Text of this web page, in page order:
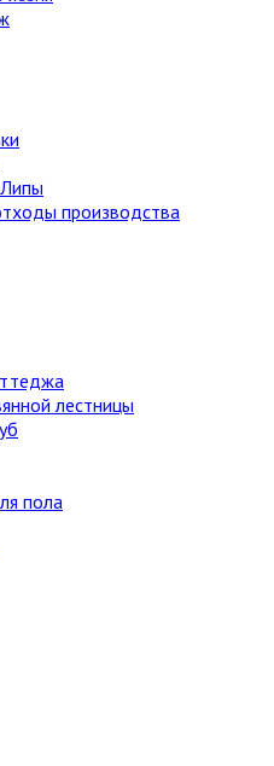
производства
лестницы
пола